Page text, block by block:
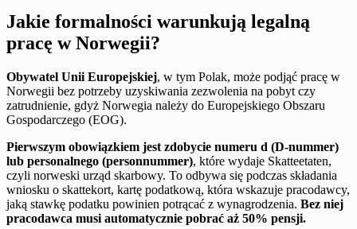
Jakie formalności warunkują legalną
pracę w Norwegii?
Obywatel Unii Europejskiej, w tym Polak, może podjąć pracę w
Norwegii bez potrzeby uzyskiwania zezwolenia na pobyt czy
zatrudnienie, gdyż Norwegia należy do Europejskiego Obszaru
Gospodarczego (EOG).
Pierwszym obowiązkiem jest zdobycie numeru d (D-nummer)
lub personalnego (personnummer), które wydaje Skatteetaten,
czyli norweski urząd skarbowy. To odbywa się podczas składania
wniosku o skattekort, kartę podatkową, która wskazuje pracodawcy,
jaką stawkę podatku powinien potrącać z wynagrodzenia. Bez niej
pracodawca musi automatycznie pobrać aż 50% pensji.